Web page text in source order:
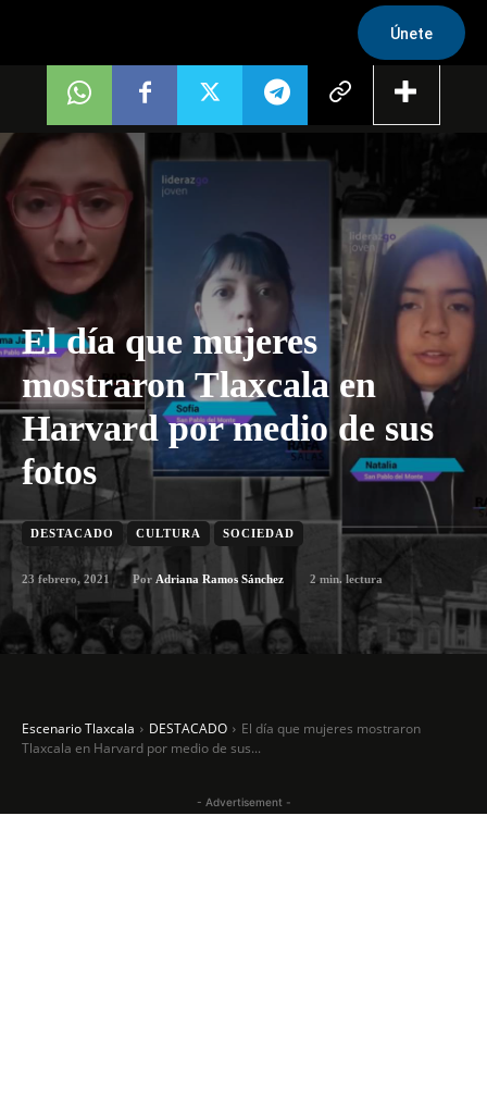
Únete
El día que mujeres
mostraron Tlaxcala en
Harvard por medio de sus
fotos
DESTACADO CULTURA SOCIEDAD
23 febrero, 2021 Por Adriana Ramos Sánchez 2 min. lectura
Escenario Tlaxcala DESTACADO
El día que mujeres mostraron
Tlaxcala en Harvard por medio de sus...
- Advertisement -